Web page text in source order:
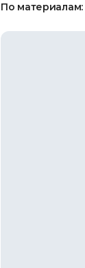
По материалам: